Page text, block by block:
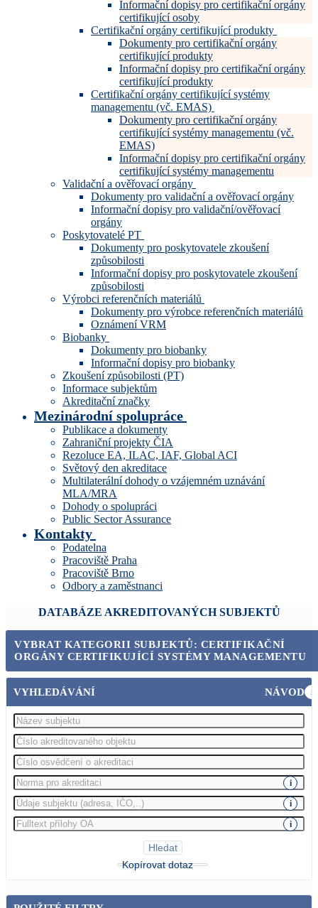
Informační dopisy pro certifikační orgány
certifikující osoby
Certifikační orgány certifikující produkty
Dokumenty pro certifikační orgány
certifikující produkty
Informační dopisy pro certifikační orgány
certifikující produkty
Certifikační orgány certifikující systémy
managementu (vč. EMAS)
Dokumenty pro certifikační orgány
certifikující systémy managementu (vč.
EMAS)
Informační dopisy pro certifikační orgány
certifikující systémy managementu
Validační a ověřovací orgány
Dokumenty pro validační a ověřovací orgány
Informační dopisy pro validační/ověřovací
orgány
Poskytovatelé PT
Dokumenty pro poskytovatele zkoušení
způsobilosti
Informační dopisy pro poskytovatele zkoušení
způsobilosti
Výrobci referenčních materiálů
Dokumenty pro výrobce referenčních materiálů
Oznámení VRM
Biobanky
Dokumenty pro biobanky
Informační dopisy pro biobanky
Zkoušení způsobilosti (PT)
Informace subjektům
Akreditační značky
Mezinárodní spolupráce
Publikace a dokumenty
Zahraniční projekty ČIA
Rezoluce EA, ILAC, IAF, Global ACI
Světový den akreditace
Multilaterální dohody o vzájemném uznávání
MLA/MRA
Dohody o spolupráci
Public Sector Assurance
Kontakty
Podatelna
Pracoviště Praha
Pracoviště Brno
Odbory a zaměstnanci
DATABÁZE AKREDITOVANÝCH SUBJEKTŮ
VYBRAT KATEGORII SUBJEKTŮ: CERTIFIKAČNÍ
ORGÁNY CERTIFIKUJÍCÍ SYSTÉMY MANAGEMENTU
VYHLEDÁVÁNÍ NÁVOD i
i
i
i
Hledat
Kopírovat dotaz